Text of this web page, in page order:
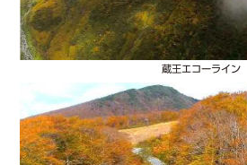
蔵王エコーライン